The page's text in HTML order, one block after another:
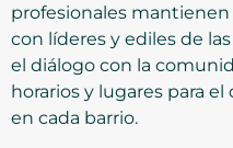
profesionales
con líderes y ediles de
el diálogo con la
horarios y lugares para
en cada barrio.